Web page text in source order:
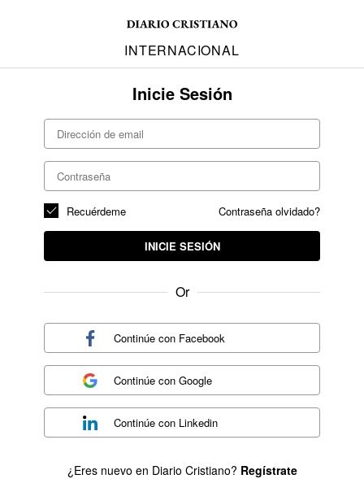
INTERNACIONAL
Inicie Sesión
Contraseña olvidado?
Recuérdeme
INICIE SESIÓN
Or
Continúe con Facebook
Continúe conGoogle
Continúe con Linkedin
¿Eres nuevo en Diario Cristiano? Regístrate